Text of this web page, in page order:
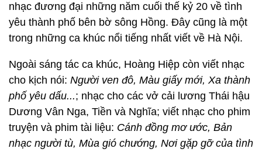
nhạc đương đại những năm cuối thế kỷ 20 về tình
yêu thành phố bên bờ sông Hồng. Đây cũng là một
trong những ca khúc nổi tiếng nhất viết về Hà Nội.
Ngoài sáng tác ca khúc, Hoàng Hiệp còn viết nhạc
cho kịch nói: Người ven đô, Màu giấy mới, Xa thành
phố yêu dấu...; nhạc cho các vở cải lương Thái hậu
Dương Vân Nga, Tiền và Nghĩa; viết nhạc cho phim
truyện và phim tài liệu: Cánh đồng mơ ước, Bản
nhạc người tù, Mùa gió chướng, Nơi gặp gỡ của tình